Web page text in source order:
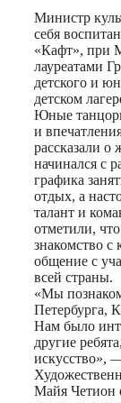
Print
Министр
себя
«Кафт», при
лауреатами
детского и
детском
Юные
и
рассказали о
начинался с
графика
отдых, а
талант и
отметили,
знакомство с
общение с
всей страны.
«Мы
Петербурга,
Нам было
другие
искусство»,
Майя Четион